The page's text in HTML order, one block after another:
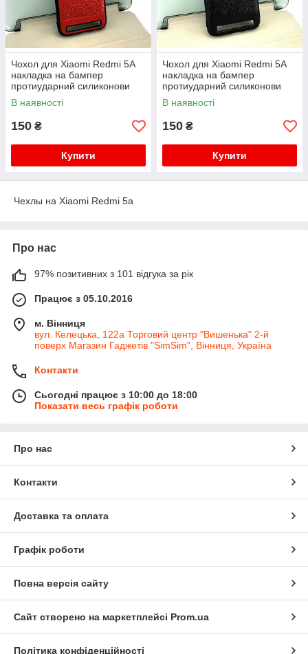
Чохол для Xiaomi Redmi 5A
накладка на бампер
протиударний силиконови
Hoco Shine червоний
В наявності
150 ₴
Купити
Чохол для Xiaomi Redmi 5A
накладка на бампер
протиударний силиконови
Hoco Shine чорний
В наявності
150 ₴
Купити
Чехлы на Xiaomi Redmi 5a
Про нас
97% позитивних з 101 відгука за рік
Працює з 05.10.2016
м. Вінниця
вул. Келецька, 122а Торговий центр "Вишенька" 2-й
поверх Магазин Гаджетів "SimSim", Вінниця, Україна
Контакти
Сьогодні працює з 10:00 до 18:00
Показати весь графік роботи
Про нас
Контакти
Доставка та оплата
Графік роботи
Повна версія сайту
Сайт створено на маркетплейсі Prom.ua
Політика конфіденційності